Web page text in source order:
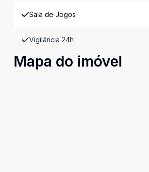
Sala de Jogos
Vigilância 24h
Mapa do imóvel